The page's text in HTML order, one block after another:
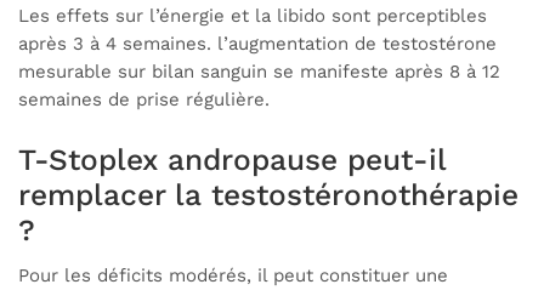
Les effets sur l’énergie et la libido sont perceptibles
après 3 à 4 semaines. l’augmentation de testostérone
mesurable sur bilan sanguin se manifeste après 8 à 12
semaines de prise régulière.
T-Stoplex andropause peut-il
remplacer la testostéronothérapie
?
Pour les déficits modérés, il peut constituer une